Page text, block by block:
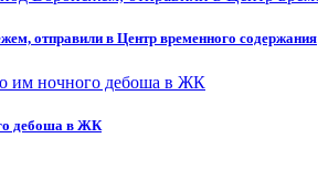
отправили в Центр временного содержания
дебоша в ЖК